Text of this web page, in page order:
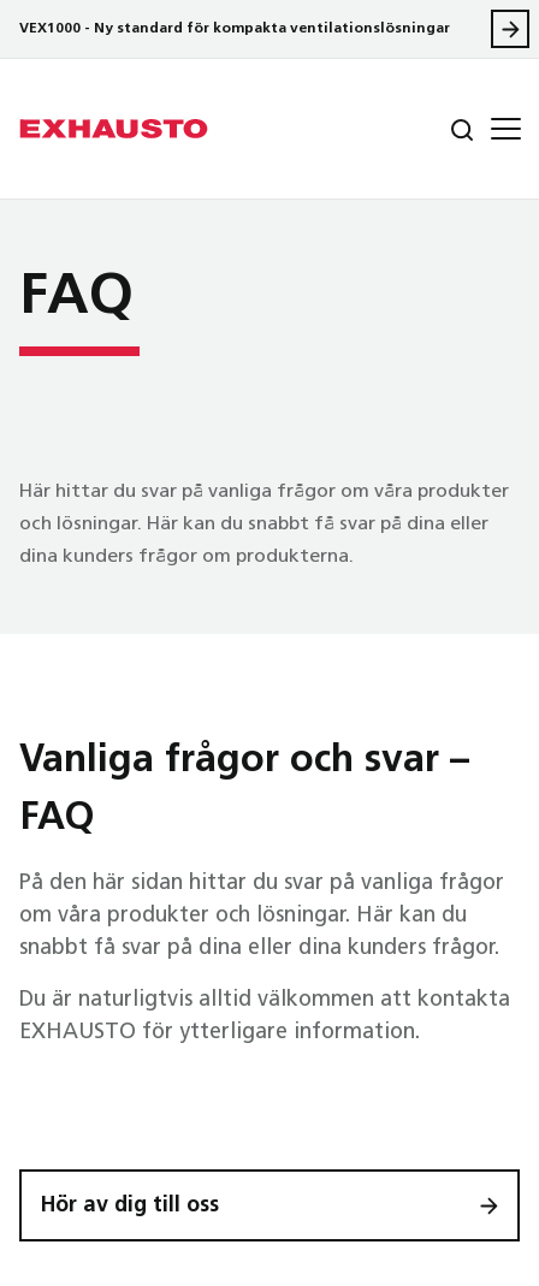
VEX1000 - Ny standard för kompakta ventilationslösningar
FAQ
Här hittar du svar på vanliga frågor om våra produkter
och lösningar. Här kan du snabbt få svar på dina eller
dina kunders frågor om produkterna.
Vanliga frågor och svar –
FAQ
På den här sidan hittar du svar på vanliga frågor
om våra produkter och lösningar. Här kan du
snabbt få svar på dina eller dina kunders frågor.
Du är naturligtvis alltid välkommen att kontakta
EXHAUSTO för ytterligare information.
Hör av dig till oss